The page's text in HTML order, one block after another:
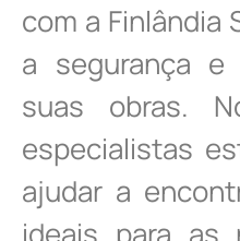
com a Finlândia
a segurança
suas obras.
especialistas
ajudar a